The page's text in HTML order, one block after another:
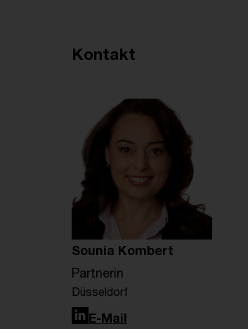
Empfohlene Artikel
Kontakt
Sounia Kombert
Partnerin
Düsseldorf
LinkedIn
E-Mail